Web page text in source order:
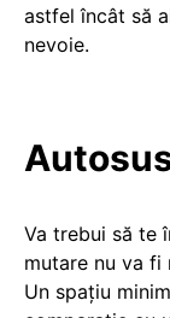
astfel încât să
nevoie.
Va trebui să te
mutare nu va fi
Un spațiu